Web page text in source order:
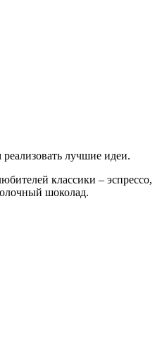
лучшие идеи.
классики – эспрессо,
шоколад.